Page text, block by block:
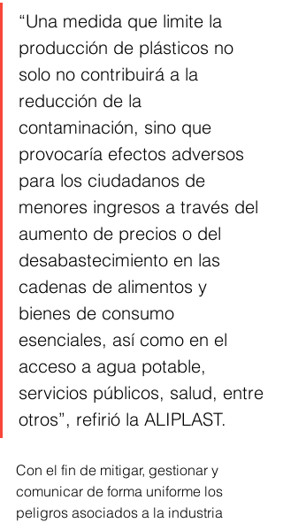
“Una medida que limite la
producción de plásticos no
solo no contribuirá a la
reducción de la
contaminación, sino que
provocaría efectos adversos
para los ciudadanos de
menores ingresos a través del
aumento de precios o del
desabastecimiento en las
cadenas de alimentos y
bienes de consumo
esenciales, así como en el
acceso a agua potable,
servicios públicos, salud, entre
otros”, refirió la ALIPLAST.
Con el fin de mitigar, gestionar y
comunicar de forma uniforme los
peligros asociados a la industria